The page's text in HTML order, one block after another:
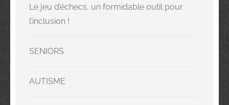
Le jeu d’échecs, un formidable outil pour
l’inclusion !
SENIORS
AUTISME